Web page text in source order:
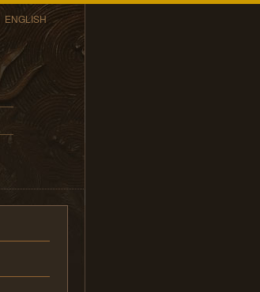
ENGLISH